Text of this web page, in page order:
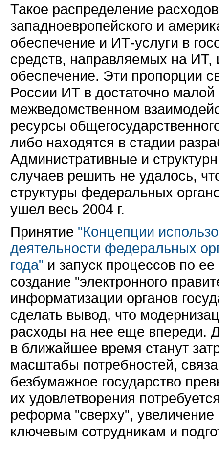
Такое распределение
западноевропейского и
обеспечение и ИТ-услуги в
средств, направляемых на ИТ,
обеспечение. Эти пропорции
России ИТ в достаточно
межведомственном
ресурсы
либо находятся в стадии
Административные и
случаев решить не удалось,
структуры федеральных
ушел весь 2004 г.
Принятие "Концепции
деятельности федеральных
года" и запуск процессов по
создание "электронного
информатизации органов
сделать вывод, что
расходы на нее еще впереди.
в ближайшее время станут
масштабы потребностей,
безбумажное государство
их удовлетворения
реформа "сверху",
ключевым сотрудникам и